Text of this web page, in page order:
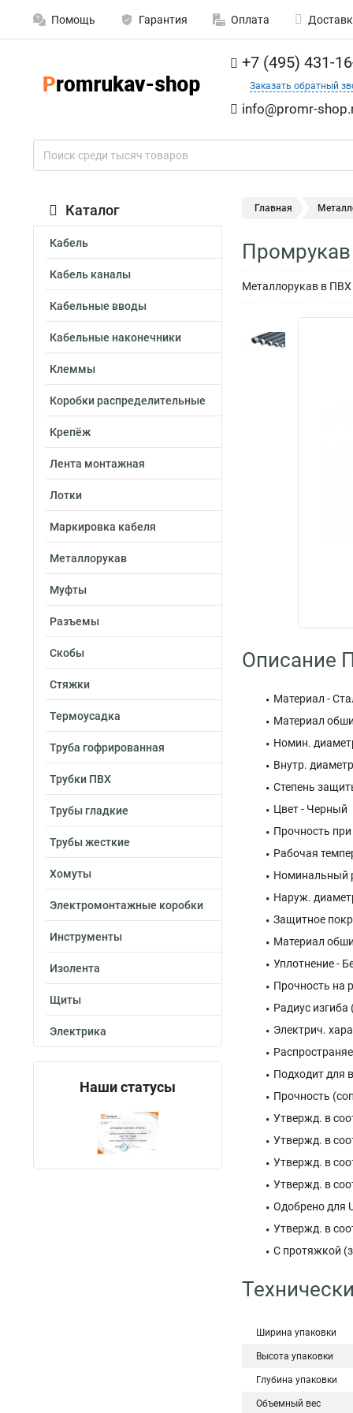
Помощь Гарантия Оплата
+7 (495) 431-
Заказать обратный
info@promr-
Каталог
Кабель
Кабель каналы
Кабельные вводы
Кабельные наконечники
Клеммы
Коробки распределительные
Крепёж
Лента монтажная
Лотки
Маркировка кабеля
Металлорукав
Муфты
Разъемы
Скобы
Стяжки
Термоусадка
Труба гофрированная
Трубки ПВХ
Трубы гладкие
Трубы жесткие
Хомуты
Электромонтажные коробки
Инструменты
Изолента
Щиты
Электрика
Наши статусы
Главная
Металлорукав в
Описание
Материал -
Материал
Номин.
Внутр.
Степень
Цвет - Черный
Прочность
Рабочая
Номинальный
Наруж.
Защитное
Материал
Уплотнение -
Прочность на
Радиус
Электрич.
Подходит для
Прочность
Утвержд. в
Утвержд. в
Утвержд. в
Утвержд. в
Одобрено для
Утвержд. в
С протяжкой
Ширина упаковки
Высота упаковки
Глубина упаковки
Объемный вес